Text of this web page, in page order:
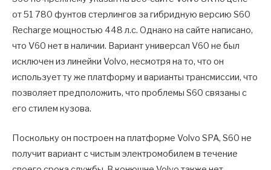
от 51 780 фунтов стерлингов за гибридную версию S60
Recharge мощностью 448 л.с. Однако на сайте написано,
что V60 нет в наличии. Вариант универсал V60 не был
исключен из линейки Volvo, несмотря на то, что он
использует ту же платформу и варианты трансмиссии, что
позволяет предположить, что проблемы S60 связаны с
его стилем кузова.
Поскольку он построен на платформе Volvo SPA, S60 не
получит вариант с чистым электромобилем в течение